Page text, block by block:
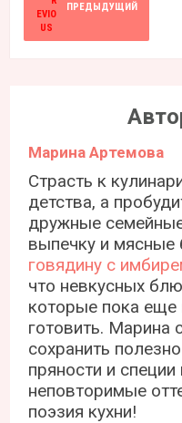
ПРЕДЫДУЩИЙ
Марина Артемова
Страсть к
детства, а
дружные
выпечку и
говядину с
что невкусных
которые пока еще
готовить. Марина
сохранить
пряности и
неповторимые
поэзия кухни!